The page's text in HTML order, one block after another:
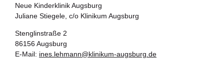
Neue Kinderklinik Augsburg
Juliane Stiegele, c/o Klinikum Augsburg
Stenglinstraße 2
86156 Augsburg
E-Mail: ines.lehmann@klinikum-augsburg.de